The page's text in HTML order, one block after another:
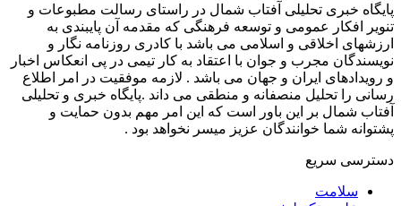
پایگاه خبری تحلیلی آفتاب شمال در راستای رسالت مطبوعات و
تنویر افکار عمومی و توسعه فرهنگی که مقدمه آن پایبندی به
ارزشهای اخلاقی و اسلامی می باشد با کادری روزنامه نگار و
نویسندگان مجرب و جوان با اعتقاد به کار تیمی در پی انعکاس اخبار
و رویدادهای ایران و جهان می باشد . لازمه موفقیت در امر اطلاع
رسانی را تحلیل منصفانه و منطقی می داند .پایگاه خبری و تحلیلی
آفتاب شمال بر این باور است که این امر مهم بدون حمایت و
پشتوانه شما خوانندگان عزیز میسر نخواهد بود .
دسترسی سریع
سلامت